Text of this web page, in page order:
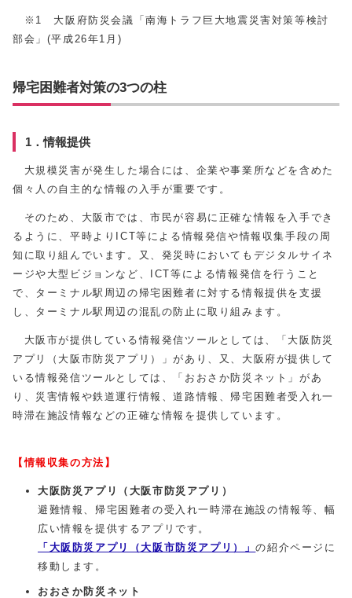
※1 大阪府防災会議「南海トラフ巨大地震災害対策等検討
部会」(平成26年1月)
帰宅困難者対策の3つの柱
1．情報提供
大規模災害が発生した場合には、企業や事業所などを含めた
個々人の自主的な情報の入手が重要です。
そのため、大阪市では、市民が容易に正確な情報を入手でき
るように、平時よりICT等による情報発信や情報収集手段の周
知に取り組んでいます。又、発災時においてもデジタルサイネ
ージや大型ビジョンなど、ICT等による情報発信を行うこと
で、ターミナル駅周辺の帰宅困難者に対する情報提供を支援
し、ターミナル駅周辺の混乱の防止に取り組みます。
大阪市が提供している情報発信ツールとしては、「大阪防災
アプリ（大阪市防災アプリ）」があり、又、大阪府が提供して
いる情報発信ツールとしては、「おおさか防災ネット」があ
り、災害情報や鉄道運行情報、道路情報、帰宅困難者受入れ一
時滞在施設情報などの正確な情報を提供しています。
【情報収集の方法】
大阪 防災アプリ（大阪市防災アプリ）
避難情報、帰宅困難者の受入れ一時滞在施設の情報等、幅
広い情報を提供するアプリです。
「大阪防災アプリ（大阪市防災アプリ）」の紹介ページに
移動します。
おおさか防災ネット